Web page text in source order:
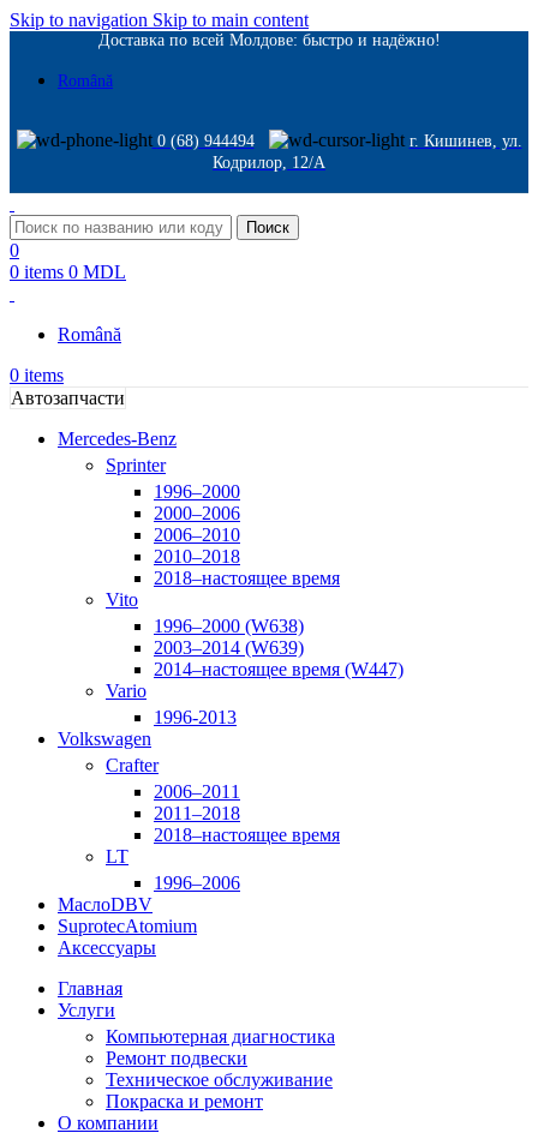
Skip to navigation Skip to main content
Доставка по всей Молдове: быстро и надёжно!
Română
0 (68) 944494
г. Кишинев, ул.
Кодрилор, 12/A
Поиск
0
0 items 0 MDL
Română
0 items
Автозапчасти
Mercedes-Benz
Sprinter
1996–2000
2000–2006
2006–2010
2010–2018
2018–настоящее время
Vito
1996–2000 (W638)
2003–2014 (W639)
2014–настоящее время (W447)
Vario
1996-2013
Volkswagen
Crafter
2006–2011
2011–2018
2018–настоящее время
LT
1996–2006
МаслоDBV
SuprotecAtomium
Аксессуары
Главная
Услуги
Компьютерная диагностика
Ремонт подвески
Техническое обслуживание
Покраска и ремонт
О компании